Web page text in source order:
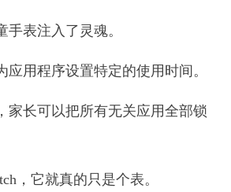
表注入了灵魂。
应用程序设置特定的使用时间。
家长可以把所有无关应用全部锁
，它就真的只是个表。